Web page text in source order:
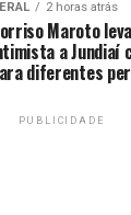
2 horas atrás
Maroto
a Jundiaí
diferentes
PUBLICIDADE